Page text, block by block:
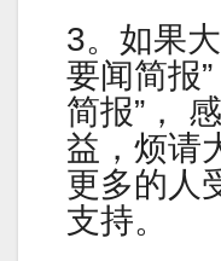
3。如果
要闻简报
简报”，
益，烦请
更多的人
支持。